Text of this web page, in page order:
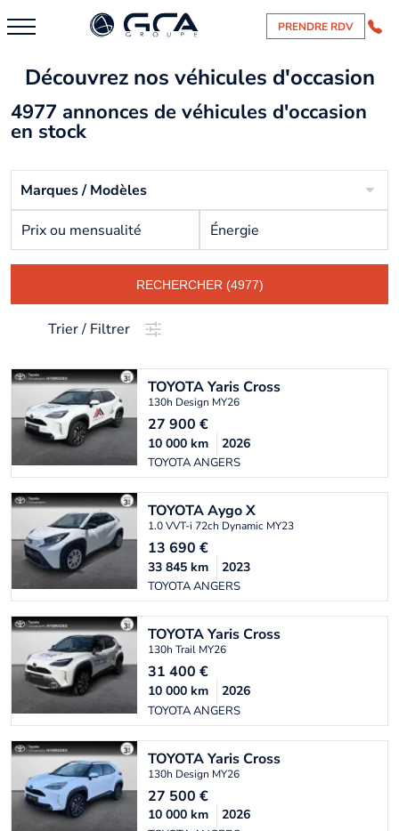
PRENDRE RDV
Découvrez nos véhicules d'occasion
4977 annonces de véhicules d'occasion
en stock
Marques / Modèles
Prix ou mensualité Énergie
RECHERCHER (4977)
Trier / Filtrer
TOYOTAYaris Cross
130h Design MY26
27 900 €
TOYOTA ANGERS
10 000 km 2026
TOYOTAAygo X
1.0 VVT-i 72ch Dynamic MY23
13 690 €
TOYOTA ANGERS
33 845 km 2023
TOYOTAYaris Cross
130h Trail MY26
31 400 €
TOYOTA ANGERS
10 000 km 2026
TOYOTAYaris Cross
130h Design MY26
27 500 €
10 000 km 2026